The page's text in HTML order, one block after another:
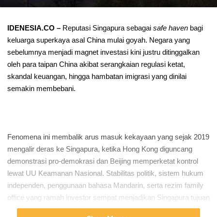
IDENESIA.CO – Reputasi Singapura sebagai safe haven bagi
keluarga superkaya asal China mulai goyah. Negara yang
sebelumnya menjadi magnet investasi kini justru ditinggalkan
oleh para taipan China akibat serangkaian regulasi ketat,
skandal keuangan, hingga hambatan imigrasi yang dinilai
semakin membebani.
Fenomena ini membalik arus masuk kekayaan yang sejak 2019
mengalir deras ke Singapura, ketika Hong Kong diguncang
demonstrasi pro-demokrasi dan Beijing memperketat kontrol
lewat UU Keamanan Nasional. Stabilitas politik, sistem hukum
independen, penggunaan bahasa Mandarin, serta rezim family
office yang ramah investor sempat menjadikan Singapura tujuan
utama para miliarder China.